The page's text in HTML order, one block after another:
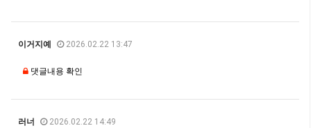
이거지예 2026.02.22 13:47
댓글내용 확인
러너 2026.02.22 14:49